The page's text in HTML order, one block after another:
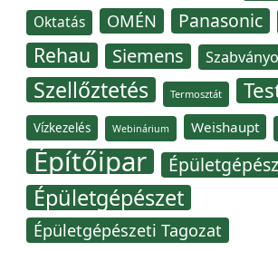
Oktatás OMÉN Panasonic
Rehau Siemens
Szellőztetés Termosztát
Vízkezelés Webinárium Weishaupt
Építőipar Épületgépész
Épületgépészet
Épületgépészeti Tagozat